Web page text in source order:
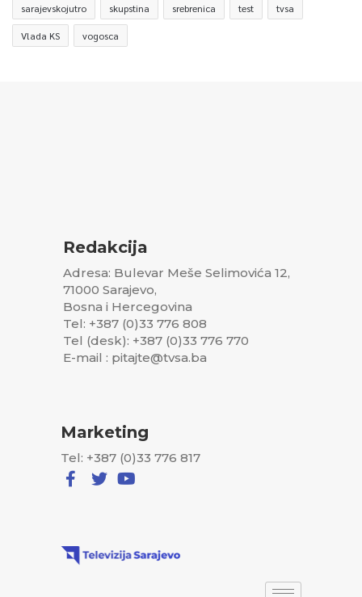
sarajevskojutro skupstina srebrenica test tvsa
Vlada KS vogosca
Redakcija
Adresa: Bulevar Meše Selimovića 12,
71000 Sarajevo,
Bosna i Hercegovina
Tel: +387 (0)33 776 808
Tel (desk): +387 (0)33 776 770
E-mail : pitajte@tvsa.ba
Marketing
Tel: +387 (0)33 776 817